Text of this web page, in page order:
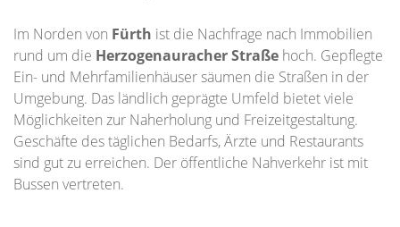
Im Norden von Fürth ist die Nachfrage nach Immobilien
rund um die Herzogenauracher Straße hoch. Gepflegte
Ein- und Mehrfamilienhäuser säumen die Straßen in der
Umgebung. Das ländlich geprägte Umfeld bietet viele
Möglichkeiten zur Naherholung und Freizeitgestaltung.
Geschäfte des täglichen Bedarfs, Ärzte und Restaurants
sind gut zu erreichen. Der öffentliche Nahverkehr ist mit
Bussen vertreten.